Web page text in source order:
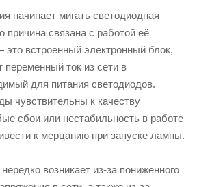
начинает мигать светодиодная
причина связана с работой её
встроенный электронный блок,
переменный ток из сети в
для питания светодиодов.
чувствительны к качеству
сбои или нестабильность в работе
к мерцанию при запуске лампы.
возникает из-за пониженного